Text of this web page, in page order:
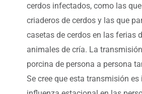
cerdos infectados, como las
criaderos de cerdos y las que
casetas de cerdos en las ferias
animales de cría. La
porcina de persona a persona
Se cree que esta transmisión